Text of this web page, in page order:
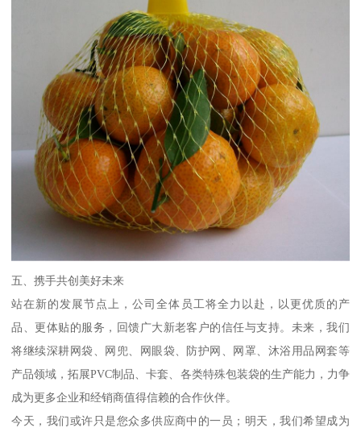
五、携手共创美好未来
站在新的发展节点上，公司全体员工将全力以赴，以更优质的产
品、更体贴的服务，回馈广大新老客户的信任与支持。未来，我们
将继续深耕网袋、网兜、网眼袋、防护网、网罩、沐浴用品网套等
产品领域，拓展PVC制品、卡套、各类特殊包装袋的生产能力，力争
成为更多企业和经销商值得信赖的合作伙伴。
今天，我们或许只是您众多供应商中的一员；明天，我们希望成为